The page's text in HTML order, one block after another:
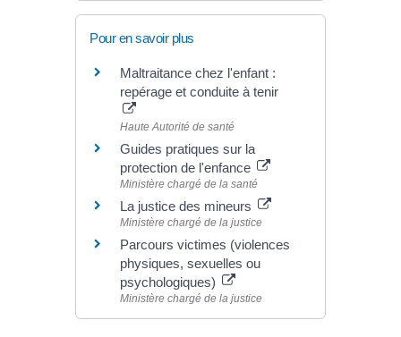
Pour en savoir plus
Maltraitance chez l'enfant :
repérage et conduite à tenir
Haute Autorité de santé
Guides pratiques sur la
protection de l'enfance
Ministère chargé de la santé
La justice des mineurs
Ministère chargé de la justice
Parcours victimes (violences
physiques, sexuelles ou
psychologiques)
Ministère chargé de la justice